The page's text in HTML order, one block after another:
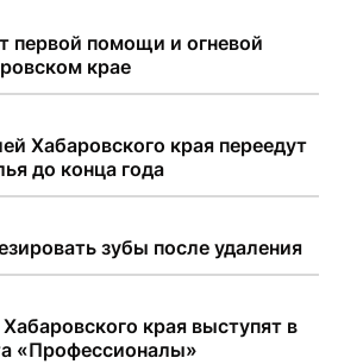
первой помощи и огневой
крае
Хабаровского края переедут
до конца года
зубы после удаления
края выступят в
«Профессионалы»